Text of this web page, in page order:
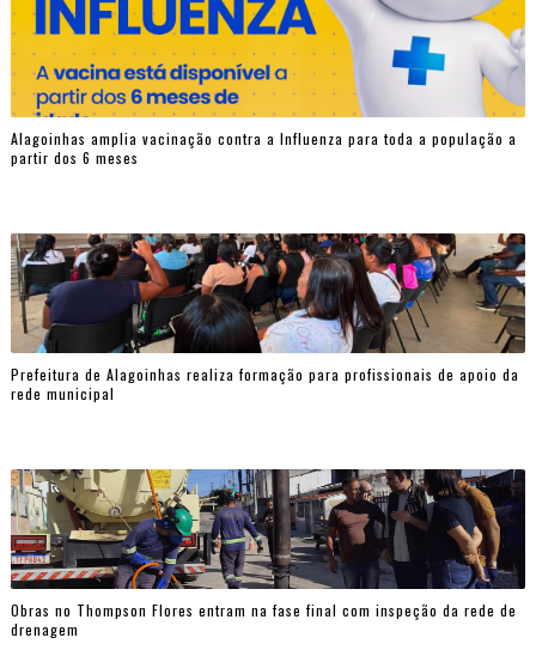
Alagoinhas amplia vacinação contra a Influenza para toda a população a
partir dos 6 meses
Prefeitura de Alagoinhas realiza formação para profissionais de apoio da
rede municipal
Obras no Thompson Flores entram na fase final com inspeção da rede de
drenagem